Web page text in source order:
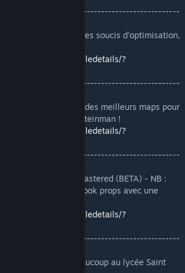
Dark_RP - NB : Des soucis d'optimisation,
sharedfiles/filedetails/?
- NB : L'une des meilleurs maps pour
un max de gg pour Steinman !
sharedfiles/filedetails/?
High School 2 - Remastered (BETA) - NB :
freeze, prévoir un Hook props avec une
sharedfiles/filedetails/?
- NB : Ressemble beaucoup au lycée Saint